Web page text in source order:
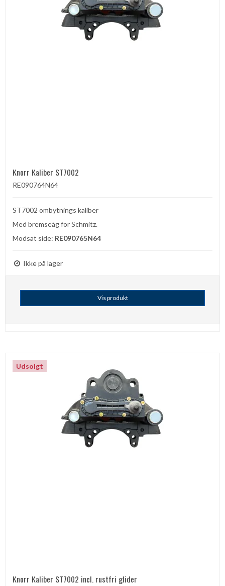
Knorr Kaliber ST7002
RE090764N64
ST7002 ombytnings kaliber
Med bremseåg for Schmitz.
Modsat side: RE090765N64
Ikke på lager
Vis produkt
Udsolgt
Knorr Kaliber ST7002 incl. rustfri glider